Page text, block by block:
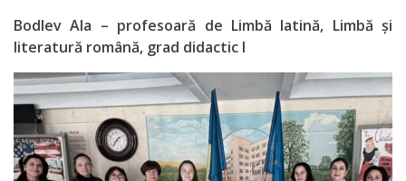
Discipline
reale
Discipline
socio-umane
Bodlev Ala – profesoară de Limbă latină, Limbă și
literatură română, grad didactic I